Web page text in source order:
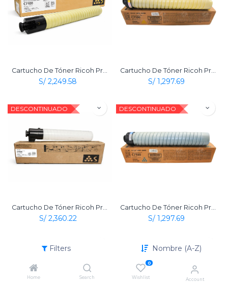
Filters Nombre (A-Z)
Home Search
0
Wishlist Account
S/ 2,249.58 S/ 1,297.69
DESCONTINUADO
S/ 2,360.22
DESCONTINUADO
S/ 1,297.69
DESCONTINUADO DESCONTINUADO